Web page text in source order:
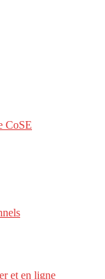
CoSE
et en ligne